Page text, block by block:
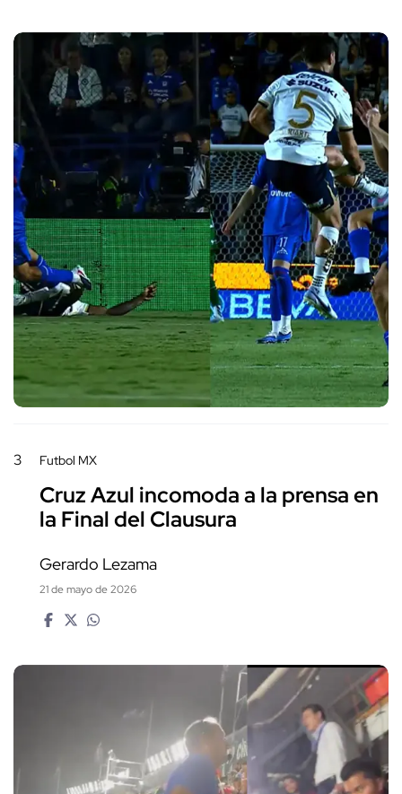
3 Futbol MX
Cruz Azul incomoda a la prensa en
la Final del Clausura
Gerardo Lezama
21 de mayo de 2026